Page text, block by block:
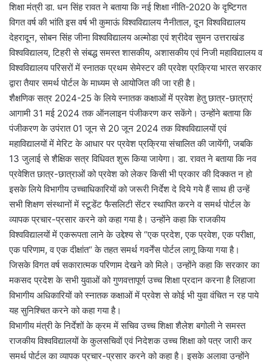
शिक्षा मंत्री डा. धन सिंह रावत ने बताया कि नई शिक्षा नीति-2020 के दृष्टिगत
विगत वर्ष की भांति इस वर्ष भी कुमाऊं विश्वविद्यालय नैनीताल, दून विश्वविद्यालय
देहरादून, सोबन सिंह जीना विश्वविद्यालय अल्मोडा एवं श्रीदेव सुमन उत्तराखंड
विश्वविद्यालय, टिहरी से संबद्ध समस्त शासकीय, अशासकीय एवं निजी महाविद्यालय व
विश्वविद्यालय परिसरों में स्नातक प्रथम सेमेस्टर की प्रवेश प्रक्रिया भारत सरकार
द्वारा तैयार समर्थ पोर्टल के माध्यम से आयोजित की जा रही है।
शैक्षणिक सत्र 2024-25 के लिये स्नातक कक्षाओं में प्रवेश हेतु छात्र-छात्राएं
आगामी 31 मई 2024 तक ऑनलाइन पंजीकरण कर सकेंगे। उन्होंने बताया कि
पंजीकरण के उपंरात 01 जून से 20 जून 2024 तक विश्वविद्यालयों एवं
महाविद्यालयों में मेरिट के आधार पर प्रवेश प्रक्रिया संचालित की जायेंगी, जबकि
13 जुलाई से शैक्षिक सत्र विधिवत शुरू किया जायेगा। डा. रावत ने बताया कि नव
प्रवेशित छात्र-छात्राओं को प्रवेश को लेकर किसी भी प्रकार की दिक्कत न हो
इसके लिये विभागीय उच्चाधिकारियों को जरूरी निर्देश दे दिये गये हैं साथ ही उन्हें
सभी शिक्षण संस्थानों में स्टूडेंट फैसलिटी सेंटर स्थापित करने व समर्थ पोर्टल के
व्यापक प्रचार-प्रसार करने को कहा गया है। उन्होंने कहा कि राजकीय
विश्वविद्यालयों में एकरूपता लाने के उद्देश्य से “एक प्रदेश, एक प्रवेश, एक परीक्षा,
एक परिणाम, व एक दीक्षांत“ के तहत समर्थ गवर्नेंस पोर्टल लागू किया गया है।
जिसके विगत वर्ष सकारात्मक परिणाम देखने को मिले। उन्होंने कहा कि सरकार का
मकसद प्रदेश के सभी युवाओं को गुणवत्तापूर्ण उच्च शिक्षा प्रदान करना है लिहाजा
विभागीय अधिकारियों को स्नातक कक्षाओं में प्रवेश से कोई भी युवा वंचित न रह पाये
यह सुनिश्चित करने को कहा गया है।
विभागीय मंत्री के निर्देशों के क्रम में सचिव उच्च शिक्षा शैलेश बगोली ने समस्त
राजकीय विश्वविद्यालयों के कुलसचिवों एवं निदेशक उच्च शिक्षा को पत्र जारी कर
समर्थ पोर्टल का व्यापक प्रचार-प्रसार करने को कहा है। इसके अलावा उन्होंने